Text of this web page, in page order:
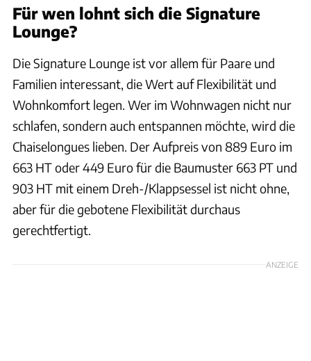
Für wen lohnt sich die Signature
Lounge?
Die Signature Lounge ist vor allem für Paare und
Familien interessant, die Wert auf Flexibilität und
Wohnkomfort legen. Wer im Wohnwagen nicht nur
schlafen, sondern auch entspannen möchte, wird die
Chaiselongues lieben. Der Aufpreis von 889 Euro im
663 HT oder 449 Euro für die Baumuster 663 PT und
903 HT mit einem Dreh-/Klappsessel ist nicht ohne,
aber für die gebotene Flexibilität durchaus
gerechtfertigt.
ANZEIGE